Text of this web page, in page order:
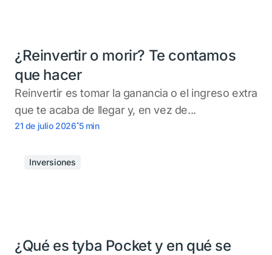
¿Reinvertir o morir? Te contamos
que hacer
Reinvertir es tomar la ganancia o el ingreso extra
que te acaba de llegar y, en vez de...
21 de julio 2026.5 min
Inversiones
¿Qué es tyba Pocket y en qué se